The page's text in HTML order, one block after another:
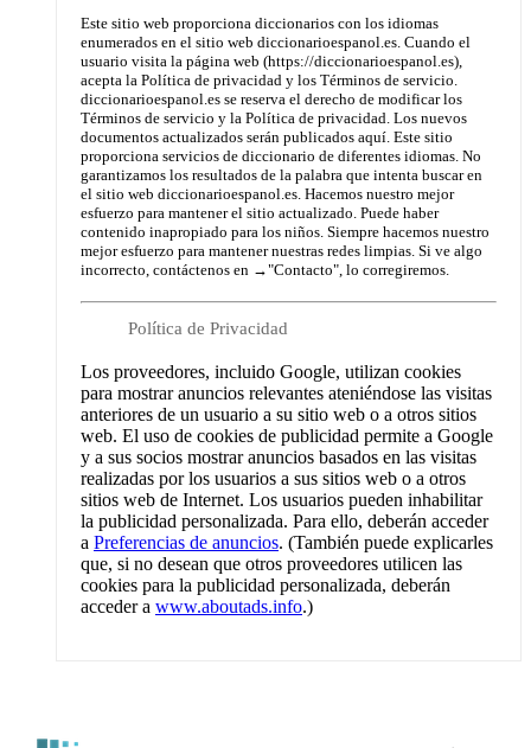
Este sitio web proporciona diccionarios con los idiomas
enumerados en el sitio web diccionarioespanol.es. Cuando el
usuario visita la página web (https://diccionarioespanol.es),
acepta la Política de privacidad y los Términos de servicio.
diccionarioespanol.es se reserva el derecho de modificar los
Términos de servicio y la Política de privacidad. Los nuevos
documentos actualizados serán publicados aquí. Este sitio
proporciona servicios de diccionario de diferentes idiomas. No
garantizamos los resultados de la palabra que intenta buscar en
el sitio web diccionarioespanol.es. Hacemos nuestro mejor
esfuerzo para mantener el sitio actualizado. Puede haber
contenido inapropiado para los niños. Siempre hacemos nuestro
mejor esfuerzo para mantener nuestras redes limpias. Si ve algo
incorrecto, contáctenos en →"Contacto", lo corregiremos.
Política de Privacidad
Los proveedores, incluido Google, utilizan cookies
para mostrar anuncios relevantes ateniéndose las visitas
anteriores de un usuario a su sitio web o a otros sitios
web. El uso de cookies de publicidad permite a Google
y a sus socios mostrar anuncios basados en las visitas
realizadas por los usuarios a sus sitios web o a otros
sitios web de Internet. Los usuarios pueden inhabilitar
la publicidad personalizada. Para ello, deberán acceder
a Preferencias de anuncios. (También puede explicarles
que, si no desean que otros proveedores utilicen las
cookies para la publicidad personalizada, deberán
acceder a www.aboutads.info.)